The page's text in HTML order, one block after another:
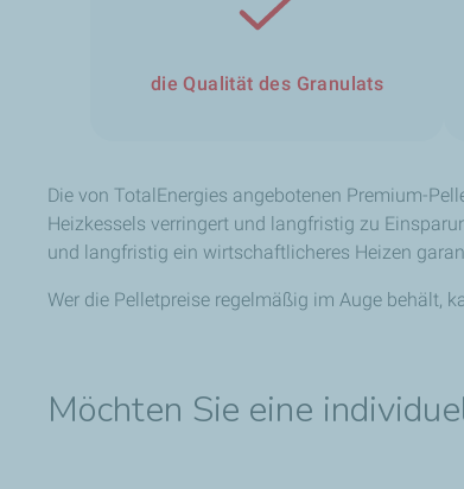
die Qualität des Granulats
Die von TotalEnergies angebotenen Premium-
Heizkessels verringert und langfristig zu
und langfristig ein wirtschaftlicheres Heizen
Wer die Pelletpreise regelmäßig im Auge behält,
Möchten Sie eine